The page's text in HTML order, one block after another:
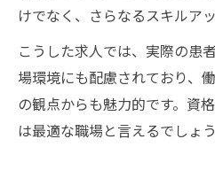
けでなく、さらなるスキルア
こうした求人では、実際の患
場環境にも配慮されており、
の観点からも魅力的です。資
は最適な職場と言えるでしょう